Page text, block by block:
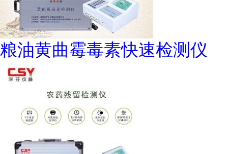
粮油黄曲霉毒素快速检测仪